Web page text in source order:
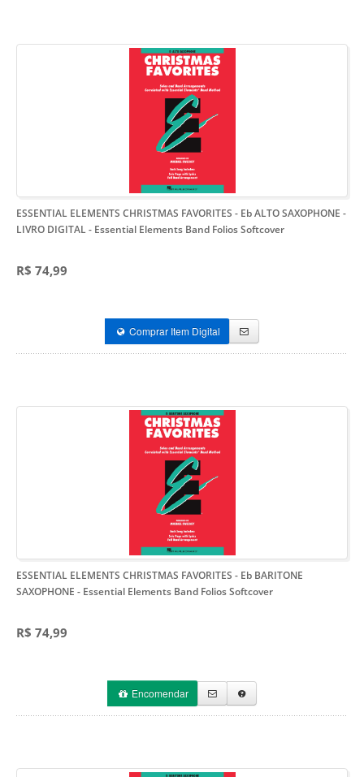
ESSENTIAL ELEMENTS CHRISTMAS FAVORITES - Eb ALTO SAXOPHONE -
LIVRO DIGITAL- Essential Elements Band Folios Softcover
R$ 74,99
Comprar Item Digital
ESSENTIAL ELEMENTS CHRISTMAS FAVORITES - Eb BARITONE
SAXOPHONE - Essential Elements Band Folios Softcover
R$ 74,99
Encomendar